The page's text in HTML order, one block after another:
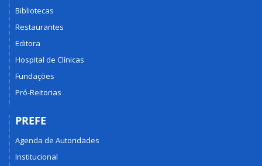
Bibliotecas
Restaurantes
Editora
Hospital de Clínicas
Fundações
Pró-Reitorias
PREFE
Agenda de Autoridades
Institucional